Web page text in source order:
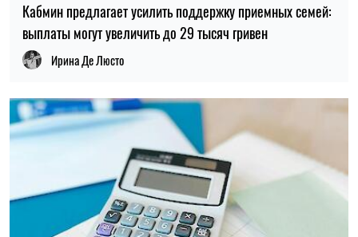
Кабмин предлагает усилить поддержку приемных семей:
выплаты могут увеличить до 29 тысяч гривен
Ирина Де Люсто